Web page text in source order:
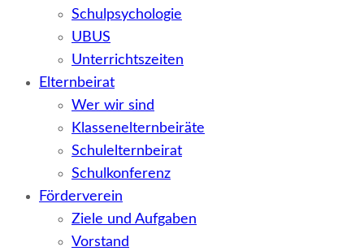
Schulpsychologie
UBUS
Unterrichtszeiten
Elternbeirat
Wer wir sind
Klassenelternbeiräte
Schulelternbeirat
Schulkonferenz
Förderverein
Ziele und Aufgaben
Vorstand